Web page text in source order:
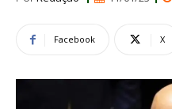
Facebook X